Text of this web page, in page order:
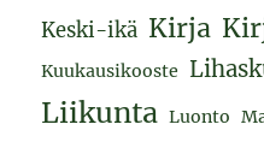
Keski-ikä Kirja
Kuukausikooste
Liikunta Luonto